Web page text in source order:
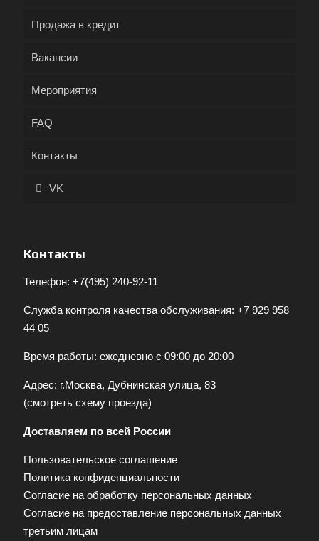
Продажа в кредит
Вакансии
Мероприятия
FAQ
Контакты
VK
Контакты
Телефон: +7(495) 240-92-11
Служба контроля качества обслуживания: +7 929 958
44 05
Время работы: ежедневно с 09:00 до 20:00
Адрес: г.Москва, Дубнинская улица, 83
(смотреть схему проезда)
Доставляем по всей России
Пользовательское соглашение
Политика конфиденциальности
Согласие на обработку персональных данных
Согласие на предоставление персональных данных
третьим лицам